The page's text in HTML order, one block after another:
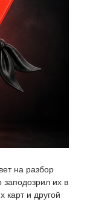
на разбор
заподозрил их в
карт и другой